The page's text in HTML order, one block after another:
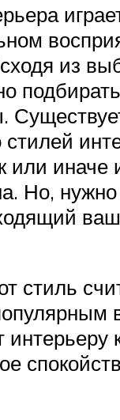
из
стилей
или иначе
Но,
стиль